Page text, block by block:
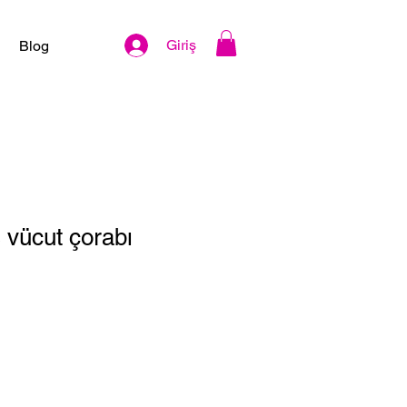
Blog Giriş
çorabı